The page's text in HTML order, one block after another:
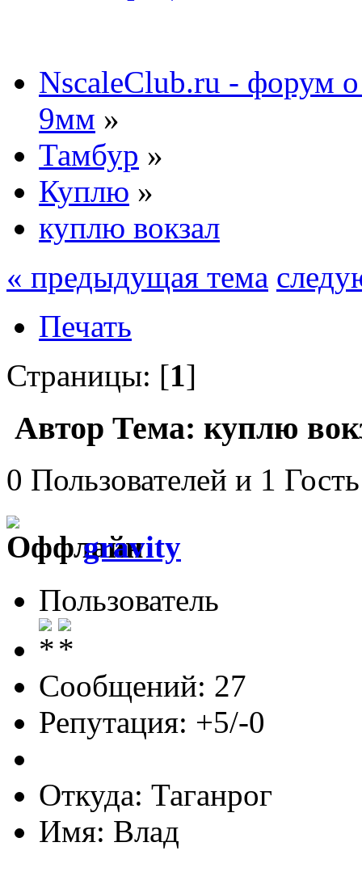
NscaleClub.ru - форум
9мм »
Тамбур »
Куплю »
куплю вокзал
« предыдущая тема
Печать
Страницы: [1]
Автор Тема: куплю
0 Пользователей и 1
gravity
Пользователь
Сообщений: 27
Репутация: +5/-0
Откуда: Таганрог
Имя: Влад